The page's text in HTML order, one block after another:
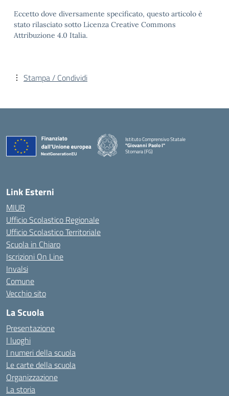
Eccetto dove diversamente specificato, questo articolo è
stato rilasciato sotto Licenza Creative Commons
Attribuzione 4.0 Italia.
Stampa / Condividi
Istituto Comprensivo Statale
"Giovanni Paolo I"
Stornara (FG)
Link Esterni
MIUR
Ufficio Scolastico Regionale
Ufficio Scolastico Territoriale
Scuola in Chiaro
Iscrizioni On Line
Invalsi
Comune
Vecchio sito
La Scuola
Presentazione
I luoghi
I numeri della scuola
Le carte della scuola
Organizzazione
La storia